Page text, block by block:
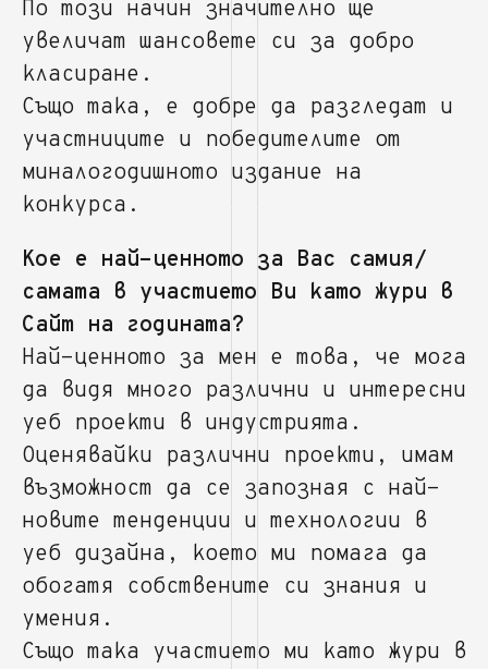
По този начин значително ще
увеличат шансовете си за добро
класиране.
Също така, е добре да разгледат и
участниците и победителите от
миналогодишното издание на
конкурса.
Кое е най-ценното за Вас самия/
самата в участието Ви като жури в
Сайт на годината?
Най-ценното за мен е това, че мога
да видя много различни и интересни
уеб проекти в индустрията.
Оценявайки различни проекти, имам
възможност да се запозная с най-
новите тенденции и технологии в
уеб дизайна, което ми помага да
обогатя собствените си знания и
умения.
Също така участието ми като жури в